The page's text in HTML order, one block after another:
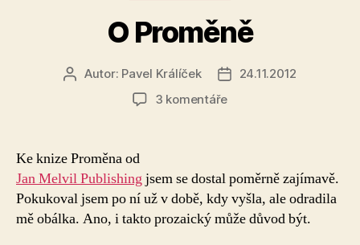
O Proměně
AutorAutor: Pavel Králíček
Datum
24.11.2012
3 komentářeu
Proměně
Ke knize Proměna od
Jan Melvil Publishingjsem se dostal poměrně zajímavě.
Pokukoval jsem po ní už v době, kdy vyšla, ale odradila
mě obálka. Ano, i takto prozaický může důvod být.